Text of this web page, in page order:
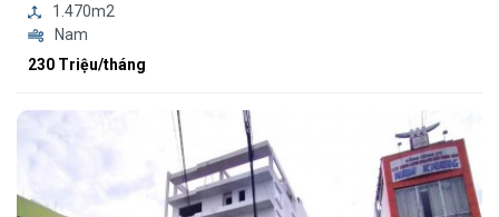
1.470m2
Nam
230 Triệu/tháng